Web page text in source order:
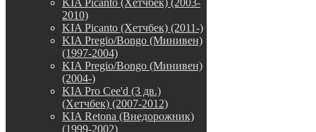
2010)
KIA Picanto (Хетчбек) (2011-)
KIA Pregio/Bongo (Минивен)
(1997-2004)
KIA Pregio/Bongo (Минивен)
(2004-)
KIA Pro Cee'd (3 дв.)
(Хетчбек) (2007-2012)
KIA Retona (Внедорожник)
(1999-2002)